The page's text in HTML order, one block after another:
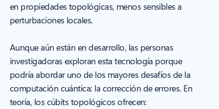
en propiedades topológicas, menos sensibles a
perturbaciones locales.
Aunque aún están en desarrollo, las personas
investigadoras exploran esta tecnología porque
podría abordar uno de los mayores desafíos de la
computación cuántica: la corrección de errores. En
teoría, los cúbits topológicos ofrecen: